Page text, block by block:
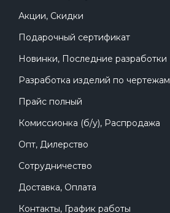
Акции, Скидки
Подарочный сертификат
Новинки, Последние разработки
Разработка изделий по чертежам
Прайс полный
Комиссионка (б/у), Распродажа
Опт, Дилерство
Сотрудничество
Доставка, Оплата
Контакты, График работы